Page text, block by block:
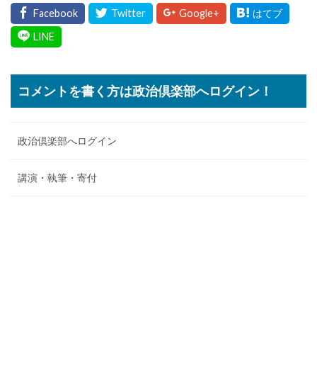
コメントを書く方は政治倶楽部へログイン！
政治倶楽部へログイン
講演・執筆・寄付